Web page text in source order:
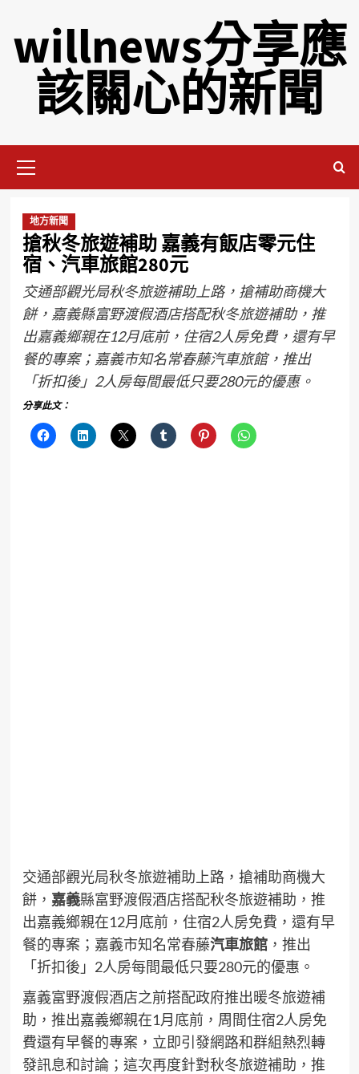
willnews分享應
該關心的新聞
地方新聞
搶秋冬旅遊補助 嘉義有飯店零元住
宿、汽車旅館280元
交通部觀光局秋冬旅遊補助上路，搶補助商機大
餅，嘉義縣富野渡假酒店搭配秋冬旅遊補助，推
出嘉義鄉親在12月底前，住宿2人房免費，還有早
餐的專案；嘉義市知名常春藤汽車旅館，推出
「折扣後」2人房每間最低只要280元的優惠。
分享此文：
交通部觀光局秋冬旅遊補助上路，搶補助商機大
餅， 嘉義縣富野渡假酒店搭配秋冬旅遊補助，推
出嘉義鄉親在12月底前，住宿2人房免費，還有早
餐的專案；嘉義市知名常春藤汽車旅館，推出
「折扣後」2人房每間最低只要280元的優惠。
嘉義富野渡假酒店之前搭配政府推出暖冬旅遊補
助，推出嘉義鄉親在1月底前，周間住宿2人房免
費還有早餐的專案，立即引發網路和群組熱烈轉
發訊息和討論；這次再度針對秋冬旅遊補助，推